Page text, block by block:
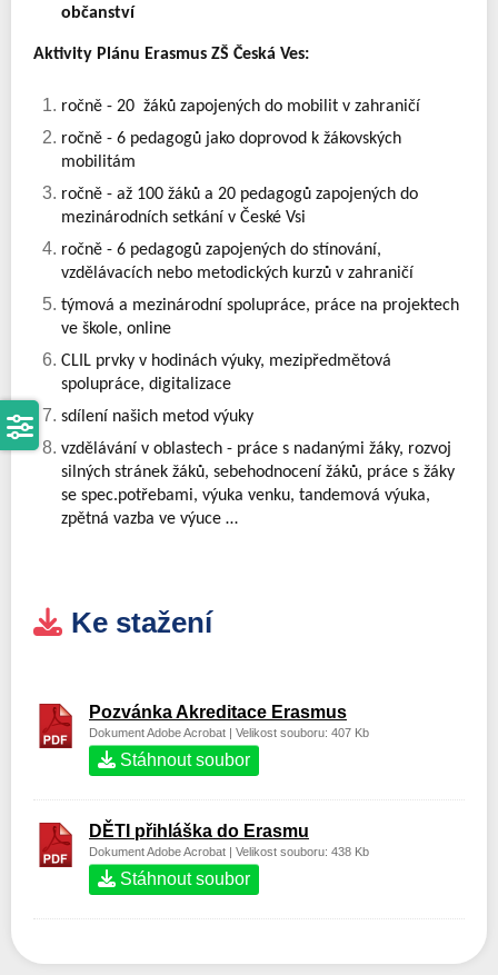
občanství
Aktivity Plánu Erasmus ZŠ Česká Ves:
ročně - 20  žáků zapojených do mobilit v zahraničí
ročně - 6 pedagogů jako doprovod k žákovských
mobilitám
ročně - až 100 žáků a 20 pedagogů zapojených do
mezinárodních setkání v České Vsi
ročně - 6 pedagogů zapojených do stínování,
vzdělávacích nebo metodických kurzů v zahraničí
týmová a mezinárodní spolupráce, práce na projektech
ve škole, online
CLIL prvky v hodinách výuky, mezipředmětová
spolupráce, digitalizace
sdílení našich metod výuky
vzdělávání v oblastech - práce s nadanými žáky, rozvoj
silných stránek žáků, sebehodnocení žáků, práce s žáky
se spec.potřebami, výuka venku, tandemová výuka,
zpětná vazba ve výuce …
Ke stažení
Pozvánka Akreditace Erasmus
Dokument Adobe Acrobat | Velikost souboru: 407 Kb
Stáhnout soubor
DĚTI přihláška do Erasmu
Dokument Adobe Acrobat | Velikost souboru: 438 Kb
Stáhnout soubor